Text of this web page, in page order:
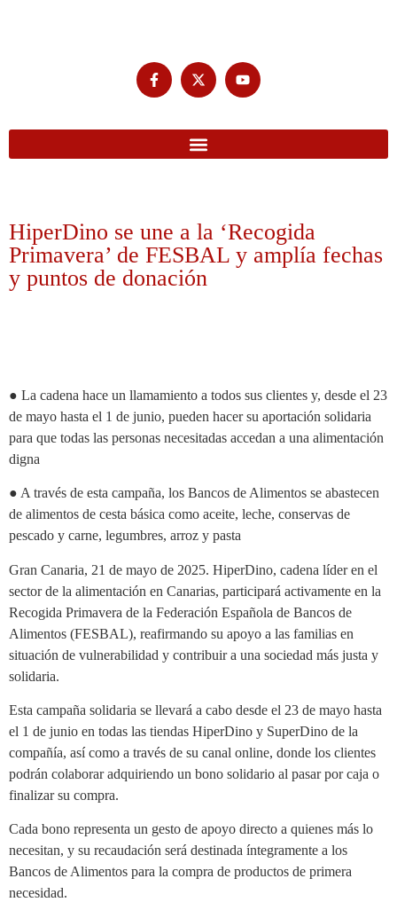
HiperDino se une a la ‘Recogida
Primavera’ de FESBAL y amplía fechas
y puntos de donación
● La cadena hace un llamamiento a todos sus clientes y, desde el 23
de mayo hasta el 1 de junio, pueden hacer su aportación solidaria
para que todas las personas necesitadas accedan a una alimentación
digna
● A través de esta campaña, los Bancos de Alimentos se abastecen
de alimentos de cesta básica como aceite, leche, conservas de
pescado y carne, legumbres, arroz y pasta
Gran Canaria, 21 de mayo de 2025. HiperDino, cadena líder en el
sector de la alimentación en Canarias, participará activamente en la
Recogida Primavera de la Federación Española de Bancos de
Alimentos (FESBAL), reafirmando su apoyo a las familias en
situación de vulnerabilidad y contribuir a una sociedad más justa y
solidaria.
Esta campaña solidaria se llevará a cabo desde el 23 de mayo hasta
el 1 de junio en todas las tiendas HiperDino y SuperDino de la
compañía, así como a través de su canal online, donde los clientes
podrán colaborar adquiriendo un bono solidario al pasar por caja o
finalizar su compra.
Cada bono representa un gesto de apoyo directo a quienes más lo
necesitan, y su recaudación será destinada íntegramente a los
Bancos de Alimentos para la compra de productos de primera
necesidad.